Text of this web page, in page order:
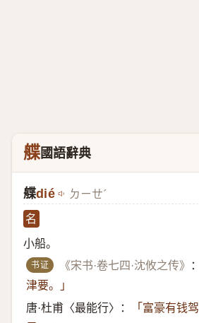
艓國語辭典
艓dié ㄉㄧㄝˊ
名
小船。
书证 《宋书·卷七四·沈攸之传》 ：
津要。」
唐·杜甫〈最能行〉：
「富豪有钱